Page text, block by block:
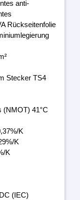
anti-
Rückseitenfolie
Stecker TS4
(NMOT) 41°C
K
K
K
(IEC)